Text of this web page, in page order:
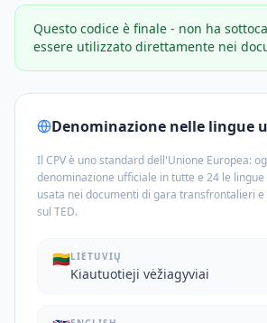
Questo codice è finale - non ha
essere utilizzato direttamente nei
Denominazione nelle lingue
Il CPV è uno standard dell'Unione Europea:
denominazione ufficiale in tutte e 24 le
usata nei documenti di gara transfrontalieri
sul TED.
🇱🇹LIETUVIŲ
Kiautuotieji vėžiagyviai